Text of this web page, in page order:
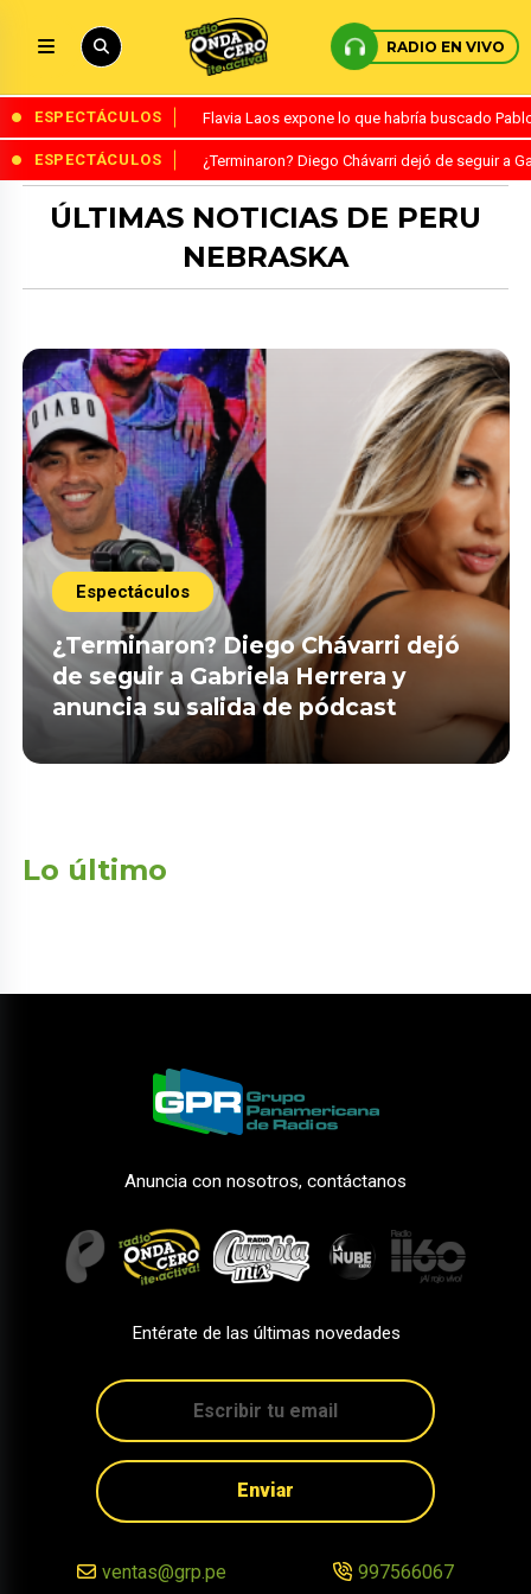
RADIO EN VIVO
ESPECTÁCULOS Flavia Laos expone lo que habría buscado
ESPECTÁCULOS ¿Terminaron? Diego Chávarri dejó de seguir a
ÚLTIMAS NOTICIAS DE PERU
NEBRASKA
Espectáculos
¿Terminaron? Diego Chávarri dejó
de seguir a Gabriela Herrera y
anuncia su salida de pódcast
Lo último
Anuncia con nosotros, contáctanos
Entérate de las últimas novedades
Enviar
ventas@grp.pe 997566067